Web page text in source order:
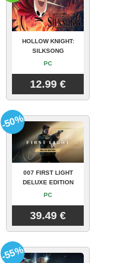
HOLLOW KNIGHT:
SILKSONG
PC
12.99 €
007 FIRST LIGHT
DELUXE EDITION
PC
39.49 €
-50%
-55%